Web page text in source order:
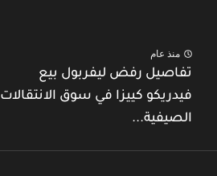
منذ عام
تفاصيل رفض ليفربول بيع
فيدريكو كييزا في سوق الانتقالات
الصيفية...